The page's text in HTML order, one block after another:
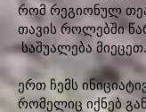
რომ რეგიონულ
თავის როლებში
საშუალება მიეცეთ.
ერთ ჩემს
რომელიც იქნებ